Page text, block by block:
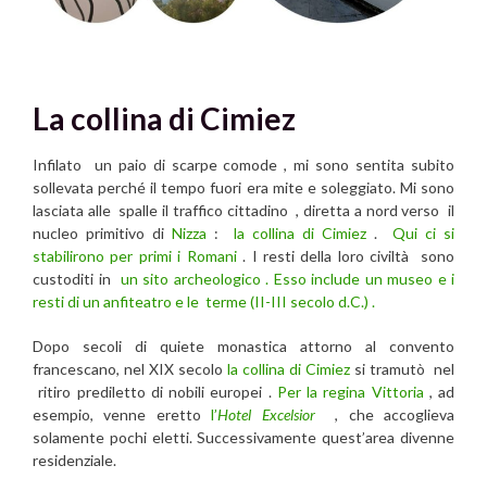
La collina di Cimiez
Infilato un paio di scarpe comode , mi sono sentita subito
sollevata perché il tempo fuori era mite e soleggiato. Mi sono
lasciata alle spalle il traffico cittadino , diretta a nord verso il
nucleo primitivo di Nizza : la collina di Cimiez .
Qui ci si
stabilirono per primi i Romani. I resti della loro civiltà sono
custoditi in un sito archeologico . Esso include un museo e i
resti di un anfiteatro e le terme (II-III secolo d.C.) .
Dopo secoli di quiete monastica attorno al convento
francescano, nel XIX secolo la collina di Cimiez si tramutò nel
ritiro prediletto di nobili europei . Per la regina Vittoria , ad
esempio, venne erettol’Hotel Excelsior, che accoglieva
solamente pochi eletti. Successivamente quest’area divenne
residenziale.